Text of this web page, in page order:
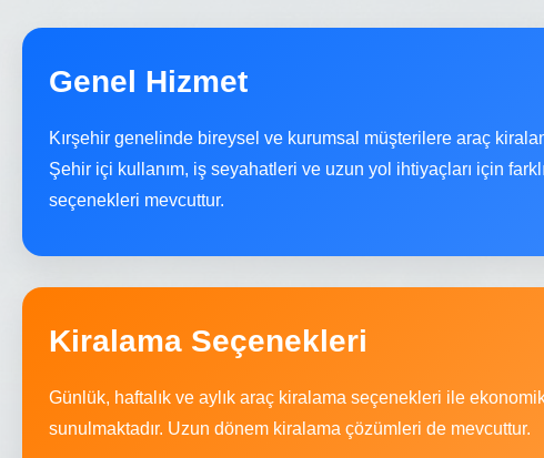
Genel Hizmet
Kırşehir genelinde bireysel ve kurumsal müşterilere araç
Şehir içi kullanım, iş seyahatleri ve uzun yol ihtiyaçları için
seçenekleri mevcuttur.
Kiralama Seçenekleri
Günlük, haftalık ve aylık araç kiralama seçenekleri ile
sunulmaktadır. Uzun dönem kiralama çözümleri de mevcuttur.